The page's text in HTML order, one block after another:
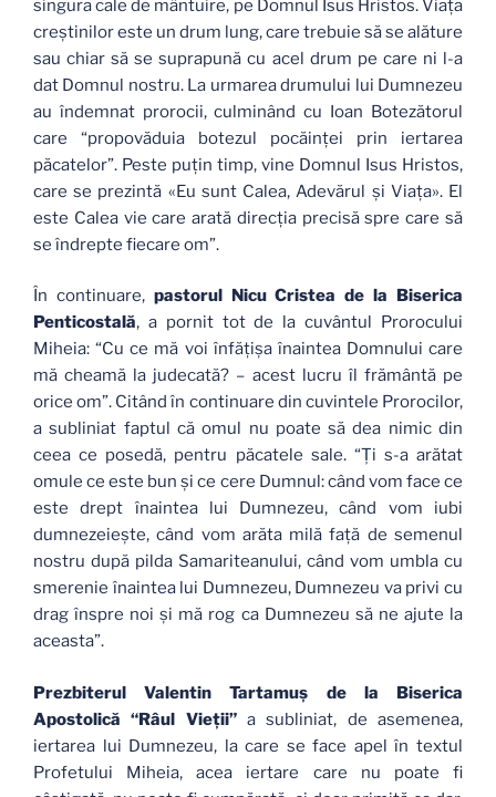
singura cale de mântuire, pe Domnul Isus Hristos. Viaţa
creştinilor este un drum lung, care trebuie să se alăture
sau chiar să se suprapună cu acel drum pe care ni l-a
dat Domnul nostru. La urmarea drumului lui Dumnezeu
au îndemnat prorocii, culminând cu Ioan Botezătorul
care “propovăduia botezul pocăinţei prin iertarea
păcatelor”. Peste puţin timp, vine Domnul Isus Hristos,
care se prezintă «Eu sunt Calea, Adevărul şi Viaţa». El
este Calea vie care arată direcţia precisă spre care să
se îndrepte fiecare om”.
În continuare, pastorul Nicu Cristea de la Biserica
Penticostală, a pornit tot de la cuvântul Prorocului
Miheia: “Cu ce mă voi înfăţişa înaintea Domnului care
mă cheamă la judecată? – acest lucru îl frământă pe
orice om”. Citând în continuare din cuvintele Prorocilor,
a subliniat faptul că omul nu poate să dea nimic din
ceea ce posedă, pentru păcatele sale. “Ţi s-a arătat
omule ce este bun şi ce cere Dumnul: când vom face ce
este drept înaintea lui Dumnezeu, când vom iubi
dumnezeieşte, când vom arăta milă faţă de semenul
nostru după pilda Samariteanului, când vom umbla cu
smerenie înaintea lui Dumnezeu, Dumnezeu va privi cu
drag înspre noi şi mă rog ca Dumnezeu să ne ajute la
aceasta”.
Prezbiterul Valentin Tartamuş de la Biserica
Apostolică “Râul Vieţii”a subliniat, de asemenea,
iertarea lui Dumnezeu, la care se face apel în textul
Profetului Miheia, acea iertare care nu poate fi